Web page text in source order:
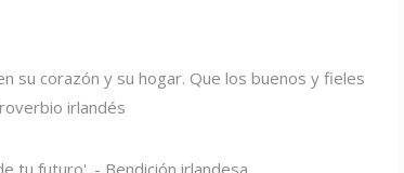
su corazón y su hogar. Que los buenos y fieles
irlandés
tu futuro'. - Bendición irlandesa